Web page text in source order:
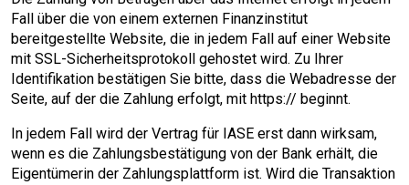
Fall über die von einem externen Finanzinstitut
bereitgestellte Website, die in jedem Fall auf einer Website
mit SSL-Sicherheitsprotokoll gehostet wird. Zu Ihrer
Identifikation bestätigen Sie bitte, dass die Webadresse der
Seite, auf der die Zahlung erfolgt, mit https:// beginnt.
In jedem Fall wird der Vertrag für IASE erst dann wirksam,
wenn es die Zahlungsbestätigung von der Bank erhält, die
Eigentümerin der Zahlungsplattform ist. Wird die Transaktion